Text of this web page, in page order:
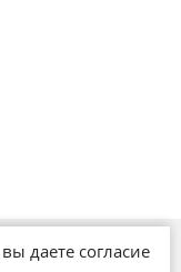
даете согласие